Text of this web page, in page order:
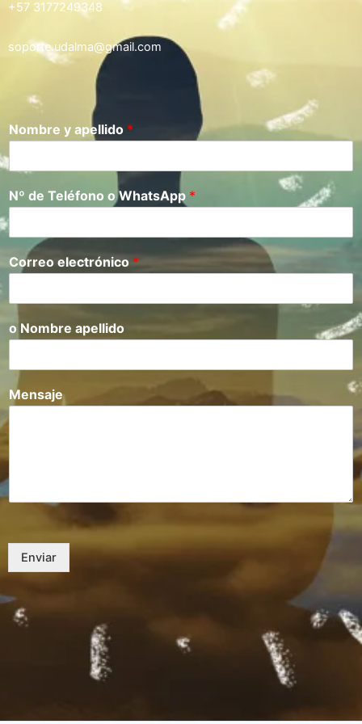
+57 3177249348
soporte.udalma@gmail.com
Nombre y apellido *
Nº de Teléfono o WhatsApp *
Correo electrónico *
o Nombre apellido
Mensaje
Enviar